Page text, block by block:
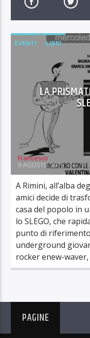
EVENTI LIBRI
LA
Francesco
9 AGOSTO 2015
A Rimini, all’alba
amici decide di
casa del popolo in
lo SLEGO, che
punto di
underground
rocker enew-
PAGINE